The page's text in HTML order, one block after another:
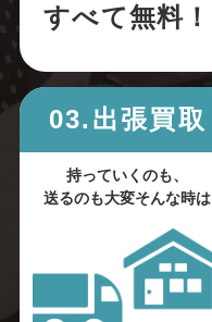
すべて無料！
03.出張買取
持っていくのも、
送るのも大変そんな時は